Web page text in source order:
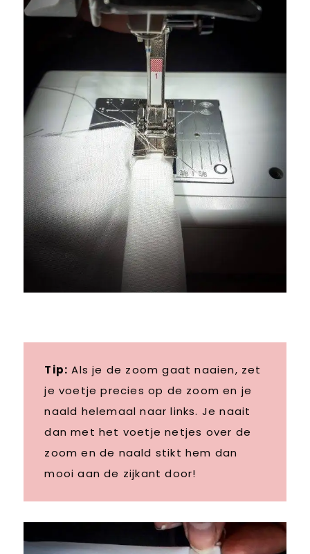
Tip: Als je de zoom gaat naaien, zet
je voetje precies op de zoom en je
naald helemaal naar links. Je naait
dan met het voetje netjes over de
zoom en de naald stikt hem dan
mooi aan de zijkant door!